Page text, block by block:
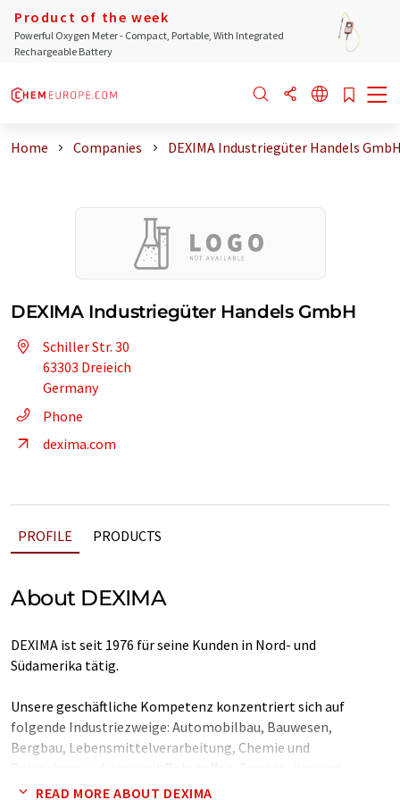
Product of the week
Powerful Oxygen Meter - Compact, Portable, With Integrated
Rechargeable Battery
Home Companies DEXIMA Industriegüter Handels
DEXIMA Industriegüter Handels GmbH
Schiller Str. 30
63303 Dreieich
Germany
Phone
dexima.com
PROFILE PRODUCTS
About DEXIMA
DEXIMA ist seit 1976 für seine Kunden in Nord- und
Südamerika tätig.
Unsere geschäftliche Kompetenz konzentriert sich auf
folgende Industriezweige: Automobilbau, Bauwesen,
Bergbau, Lebensmittelverarbeitung, Chemie und
Zubehör beliefern.
READ MORE ABOUT DEXIMA